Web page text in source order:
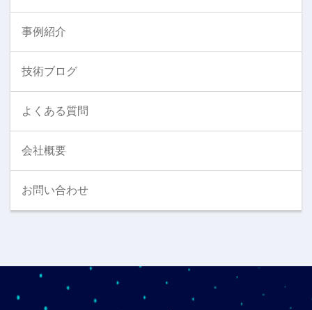
事例紹介
技術ブログ
よくある質問
会社概要
お問い合わせ